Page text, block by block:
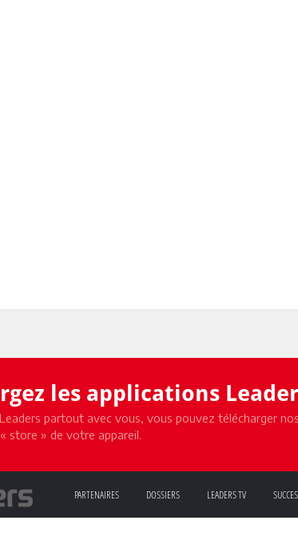
les applications
partout avec vous, vous pouvez télécharger
store » de votre appareil.
PARTENAIRES DOSSIERS LEADERS TV